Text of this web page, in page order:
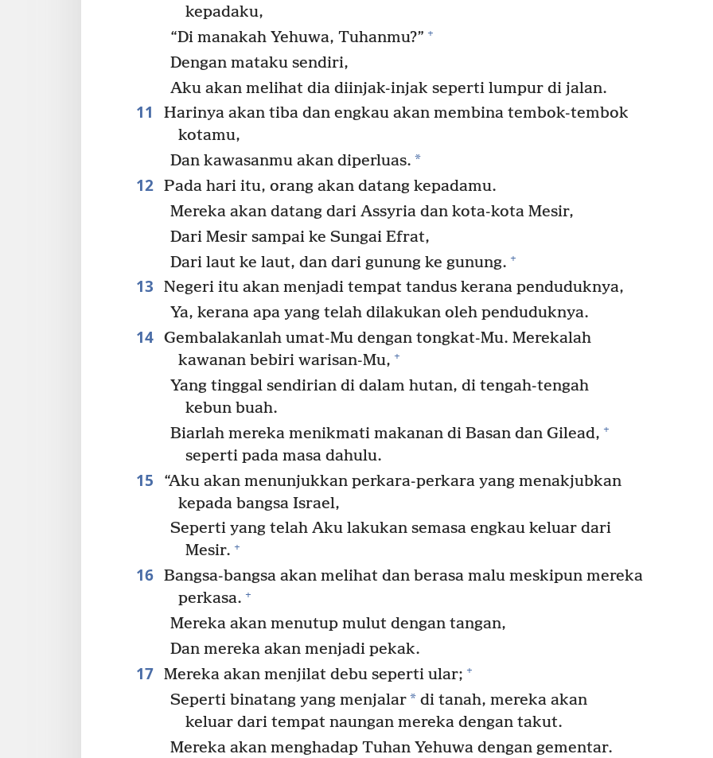
kepadaku,
“Di manakah Yehuwa, Tuhanmu?” +
Dengan mataku sendiri,
Aku akan melihat dia diinjak-injak seperti lumpur di jalan.
11
Harinya akan tiba dan engkau akan membina tembok-tembok
kotamu,
Dan kawasanmu akan diperluas. *
12 Pada hari itu, orang akan datang kepadamu.
Mereka akan datang dari Assyria dan kota-kota Mesir,
Dari Mesir sampai ke Sungai Efrat,
Dari laut ke laut, dan dari gunung ke gunung. +
13
Negeri itu akan menjadi tempat tandus kerana penduduknya,
Ya, kerana apa yang telah dilakukan oleh penduduknya.
14 Gembalakanlah umat-Mu dengan tongkat-Mu. Merekalah
kawanan bebiri warisan-Mu, +
Yang tinggal sendirian di dalam hutan, di tengah-tengah
kebun buah.
Biarlah mereka menikmati makanan di Basan dan Gilead, +
seperti pada masa dahulu.
15
“Aku akan menunjukkan perkara-perkara yang menakjubkan
kepada bangsa Israel,
Seperti yang telah Aku lakukan semasa engkau keluar dari
Mesir. +
16 Bangsa-bangsa akan melihat dan berasa malu meskipun mereka
perkasa. +
Mereka akan menutup mulut dengan tangan,
Dan mereka akan menjadi pekak.
17 Mereka akan menjilat debu seperti ular; +
Seperti binatang yang menjalar* di tanah, mereka akan
keluar dari tempat naungan mereka dengan takut.
Mereka akan menghadap Tuhan Yehuwa dengan gementar.